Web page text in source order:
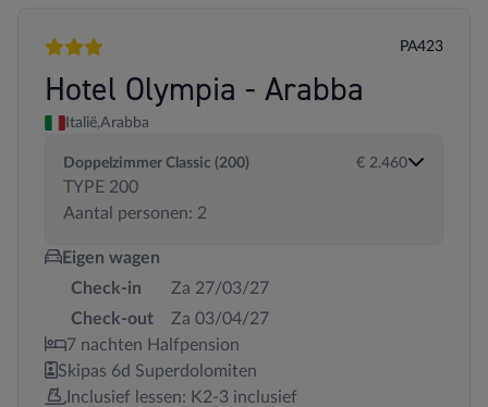
3 sterren
PA423
Hotel Olympia - Arabba
Italië,Arabba
Doppelzimmer Classic (200)
TYPE 200
Aantal personen: 2
€ 2.460
Eigen wagen
Check-in
Za 27/03/27
Check-out
Za 03/04/27
7 nachten Halfpension
Skipas 6d Superdolomiten
Inclusief lessen: K2-3 inclusief